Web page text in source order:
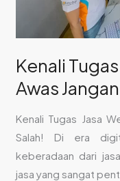
Kenali
Awas
Kenali Tugas Jasa
Salah! Di era
keberadaan dari
jasa yang sangat